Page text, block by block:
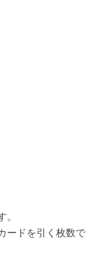
ードを引く枚数で